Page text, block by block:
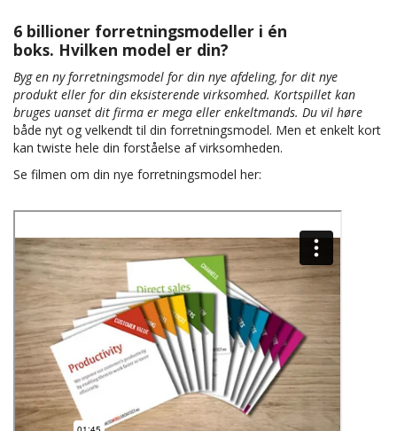
6 billioner forretningsmodeller i én
boks. Hvilken model er din?
Byg en ny forretningsmodel for din nye afdeling, for dit nye
produkt eller for din eksisterende virksomhed. Kortspillet kan
bruges uanset dit firma er mega eller enkeltmands. Du vil høre
både nyt og velkendt til din forretningsmodel. Men et enkelt kort
kan twiste hele din forståelse af virksomheden.
Se filmen om din nye forretningsmodel her: